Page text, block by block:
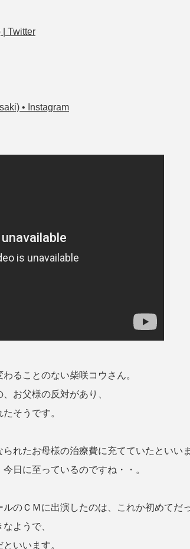
Twitter
• Instagram
ることのない柴咲コウさん。
お父様の反対があり、
そうです。
れたお母様の治療費に充てていたといい
日に至っているのですね・・。
のＣＭに出演したのは、これか初めてだ
ようで、
いいます。